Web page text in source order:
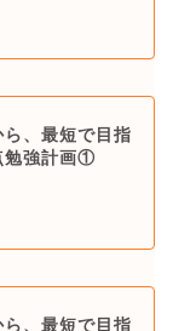
、最短で目指
勉強計画①
、最短で目指